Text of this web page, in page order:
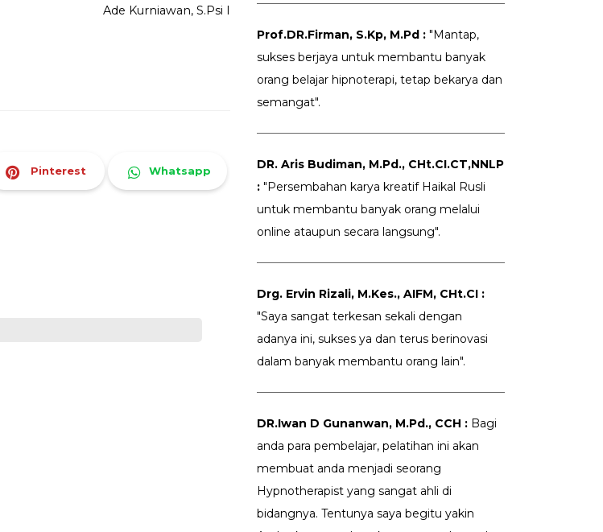
Ade Kurniawan, S.Psi I
Pinterest Whatsapp
Prof.DR.Firman, S.Kp, M.Pd : "Mantap,
sukses berjaya untuk membantu banyak
orang belajar hipnoterapi, tetap bekarya dan
semangat".
DR. Aris Budiman, M.Pd., CHt.CI.CT,NNLP
: "Persembahan karya kreatif Haikal Rusli
untuk membantu banyak orang melalui
online ataupun secara langsung".
Drg. Ervin Rizali, M.Kes., AIFM, CHt.CI :
"Saya sangat terkesan sekali dengan
adanya ini, sukses ya dan terus berinovasi
dalam banyak membantu orang lain".
DR.Iwan D Gunanwan, M.Pd., CCH : Bagi
anda para pembelajar, pelatihan ini akan
membuat anda menjadi seorang
Hypnotherapist yang sangat ahli di
bidangnya. Tentunya saya begitu yakin